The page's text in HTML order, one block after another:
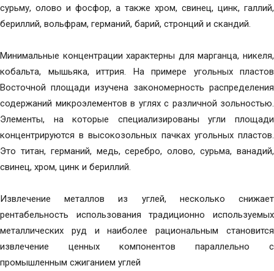
сурьму, олово и фосфор, а также хром, свинец, цинк, галлий,
бериллий, вольфрам, германий, барий, стронций и скандий.
Минимальные концентрации характерны для марганца, никеля,
кобальта, мышьяка, иттрия. На примере угольных пластов
Восточной площади изучена закономерность распределения
содержаний микроэлементов в углях с различной зольностью.
Элементы, на которые специализированы угли площади
концентрируются в высокозольных пачках угольных пластов.
Это титан, германий, медь, серебро, олово, сурьма, ванадий,
свинец, хром, цинк и бериллий.
Извлечение металлов из углей, несколько снижает
рентабельность использования традиционно используемых
металлических руд и наиболее рациональным становится
извлечение ценных компонентов параллельно с
промышленным сжиганием углей